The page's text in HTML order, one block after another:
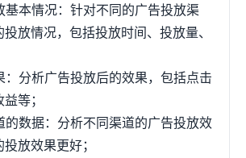
基本情况：针对不同的广告投放渠
放情况，包括投放时间、投放量、
：分析广告投放后的效果，包括点击
等；
的数据：分析不同渠道的广告投放效
放效果更好；